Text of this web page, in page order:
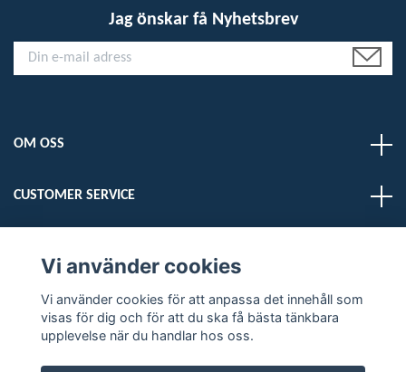
Jag önskar få Nyhetsbrev
OM OSS
CUSTOMER SERVICE
Sociala medier
Vi använder cookies
Vi använder cookies för att anpassa det innehåll som
visas för dig och för att du ska få bästa tänkbara
upplevelse när du handlar hos oss.